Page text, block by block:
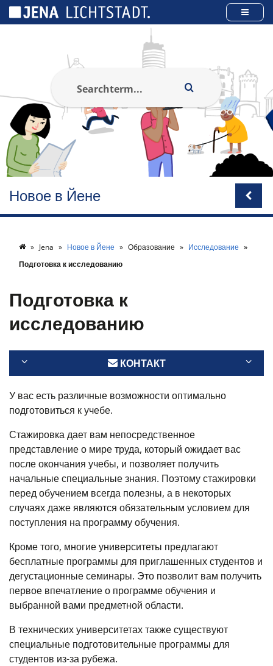
Новое в Йене
Jena Новое в Йене Образование
Исследование
Подготовка к исследованию
Подготовка к
исследованию
КОНТАКТ
У вас есть различные возможности оптимально
подготовиться к учебе.
Стажировка дает вам непосредственное
представление о мире труда, который ожидает вас
после окончания учебы, и позволяет получить
начальные специальные знания. Поэтому стажировки
перед обучением всегда полезны, а в некоторых
случаях даже являются обязательным условием для
поступления на программу обучения.
Кроме того, многие университеты предлагают
бесплатные программы для приглашенных студентов и
дегустационные семинары. Это позволит вам получить
первое впечатление о программе обучения и
выбранной вами предметной области.
В технических университетах также существуют
специальные подготовительные программы для
студентов из-за рубежа.
Панель управления cookies